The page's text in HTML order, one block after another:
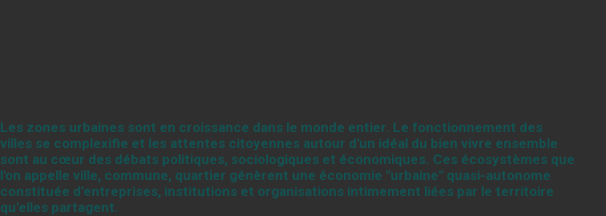
Les zones urbaines sont en croissance dans le monde entier. Le fonctionnement des
villes se complexifie et les attentes citoyennes autour d'un idéal du bien vivre ensemble
sont au cœur des débats politiques, sociologiques et économiques. Ces écosystèmes que
l'on appelle ville, commune, quartier génèrent une économie "urbaine" quasi-autonome
constituée d'entreprises, institutions et organisations intimement liées par le territoire
qu'elles partagent.